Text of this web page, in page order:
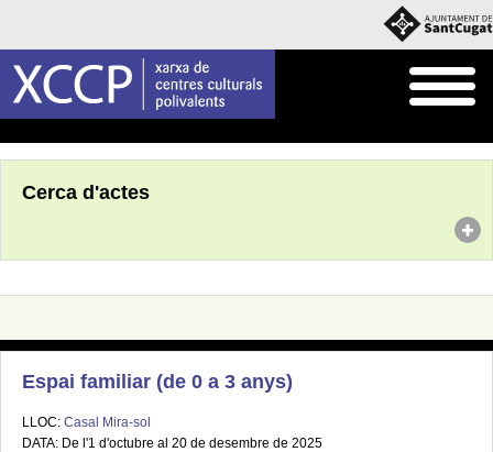
Cerca d'actes
Espai familiar (de 0 a 3 anys)
LLOC: Casal Mira-sol
DATA: De l'1 d'octubre al 20 de desembre de 2025